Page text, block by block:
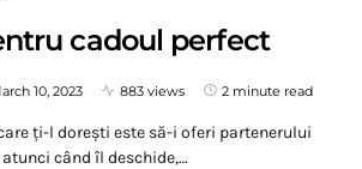
cadoul perfect
10, 2023 883 views 2 minute read
ți-l dorești este să-i oferi partenerului
când îl deschide,…